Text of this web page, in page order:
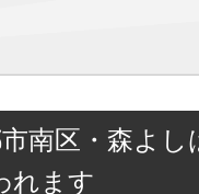
南区・森よし
れます